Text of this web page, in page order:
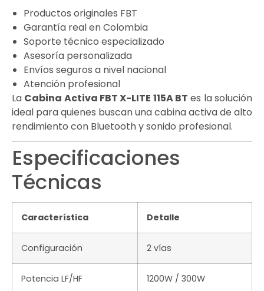
Productos originales FBT
Garantía real en Colombia
Soporte técnico especializado
Asesoría personalizada
Envíos seguros a nivel nacional
Atención profesional
La Cabina Activa FBT X-LITE 115A BT es la solución
ideal para quienes buscan una cabina activa de alto
rendimiento con Bluetooth y sonido profesional.
Especificaciones
Técnicas
Característica Detalle
Configuración 2 vías
Potencia LF/HF 1200W / 300W